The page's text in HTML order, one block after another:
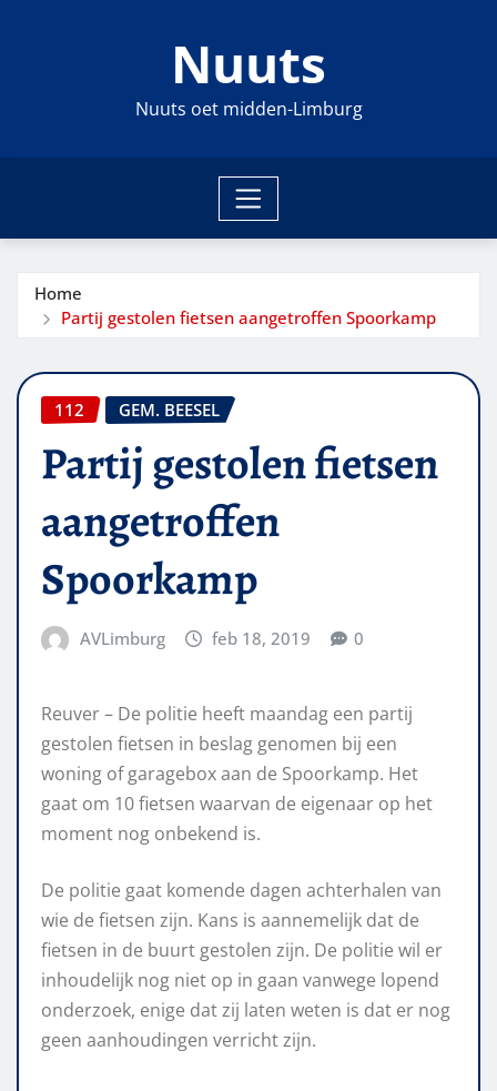
Nuuts
Nuuts oet midden-Limburg
Home
Partij gestolen fietsen aangetroffen Spoorkamp
112 GEM. BEESEL
Partij gestolen fietsen
aangetroffen
Spoorkamp
AVLimburg feb 18, 2019 0
Reuver – De politie heeft maandag een partij
gestolen fietsen in beslag genomen bij een
woning of garagebox aan de Spoorkamp. Het
gaat om 10 fietsen waarvan de eigenaar op het
moment nog onbekend is.
De politie gaat komende dagen achterhalen van
wie de fietsen zijn. Kans is aannemelijk dat de
fietsen in de buurt gestolen zijn. De politie wil er
inhoudelijk nog niet op in gaan vanwege lopend
onderzoek, enige dat zij laten weten is dat er nog
geen aanhoudingen verricht zijn.